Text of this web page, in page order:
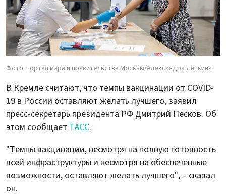
Фото: портал мэра и правительства Москвы/Александра Липкина
В Кремле считают, что темпы вакцинации от COVID-
19 в России оставляют желать лучшего, заявил
пресс-секретарь президента РФ Дмитрий Песков. Об
этом сообщает ТАСС.
"Темпы вакцинации, несмотря на полную готовность
всей инфраструктуры и несмотря на обеспеченные
возможности, оставляют желать лучшего", – сказал
он.